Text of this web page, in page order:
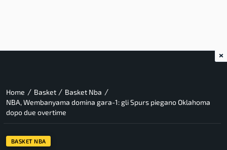
Home / Basket / Basket Nba /
NBA, Wembanyama domina gara-1: gli Spurs piegano Oklahoma
dopo due overtime
BASKET NBA
×